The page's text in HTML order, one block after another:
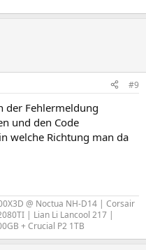
#9
der Fehlermeldung
und den Code
welche Richtung man da
@ Noctua NH-D14 | Corsair
| Lian Li Lancool 217 |
+ Crucial P2 1TB